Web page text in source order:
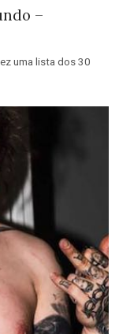
–
uma lista dos 30